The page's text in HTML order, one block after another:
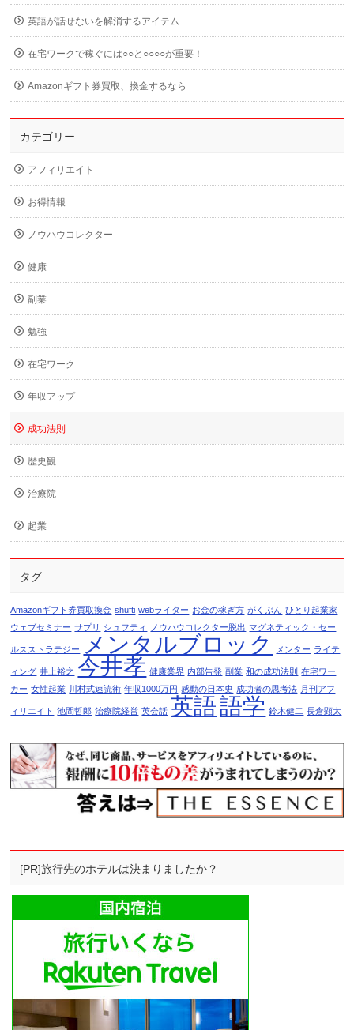
英語が話せないを解消するアイテム
在宅ワークで稼ぐには○○と○○○○が重要！
Amazonギフト券買取、換金するなら
カテゴリー
アフィリエイト
お得情報
ノウハウコレクター
健康
副業
勉強
在宅ワーク
年収アップ
成功法則
歴史観
治療院
起業
タグ
Amazonギフト券買取換金 shufti webライター お金の稼ぎ方 がくぶん ひとり起業家
ウェブセミナー サプリ シュフティ ノウハウコレクター脱出 マグネティック・セー
ルスストラテジー メンタルブロック メンター ライテ
ィング 井上裕之 今井孝 健康業界 内部告発 副業 和の成功法則 在宅ワー
カー 女性起業 川村式速読術 年収1000万円 感動の日本史 成功者の思考法 月刊アフ
ィリエイト 池間哲郎 治療院経営 英会話 英語語学 鈴木健二 長倉顕太
[PR]旅行先のホテルは決まりましたか？